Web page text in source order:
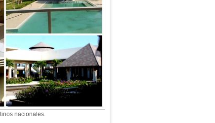
nacionales.